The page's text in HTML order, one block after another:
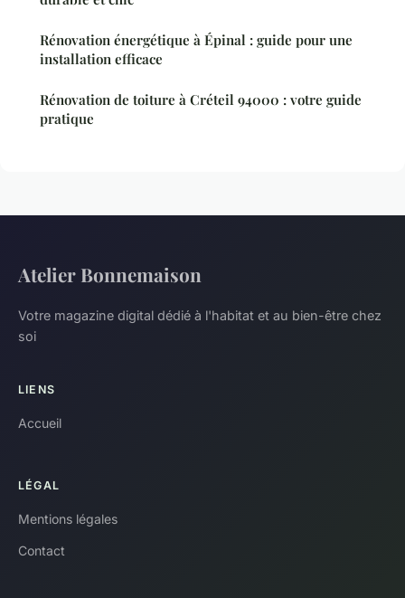
Rénovation énergétique à Épinal : guide pour une
installation efficace
Rénovation de toiture à Créteil 94000 : votre guide
pratique
Atelier Bonnemaison
Votre magazine digital dédié à l'habitat et au bien-être chez
soi
LIENS
Accueil
LÉGAL
Mentions légales
Contact